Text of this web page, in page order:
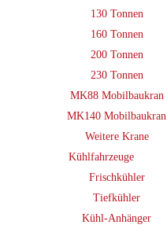
130 Tonnen
160 Tonnen
200 Tonnen
230 Tonnen
MK88 Mobilbaukran
MK140 Mobilbaukran
Weitere Krane
Kühlfahrzeuge
Frischkühler
Tiefkühler
Kühl-Anhänger